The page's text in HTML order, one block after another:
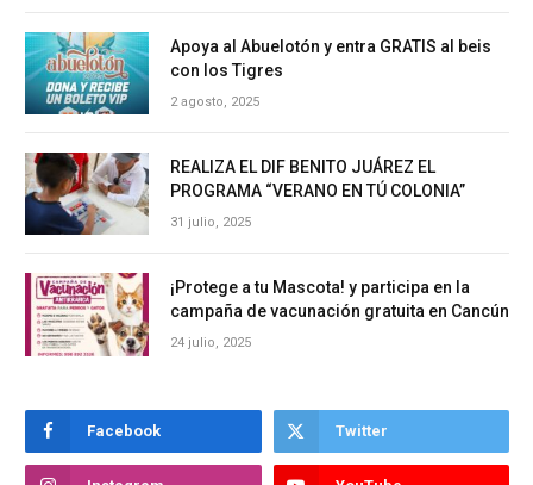
Apoya al Abuelotón y entra GRATIS al beis
con los Tigres
2 agosto, 2025
REALIZA EL DIF BENITO JUÁREZ EL
PROGRAMA “VERANO EN TÚ COLONIA”
31 julio, 2025
¡Protege a tu Mascota! y participa en la
campaña de vacunación gratuita en Cancún
24 julio, 2025
Facebook Twitter